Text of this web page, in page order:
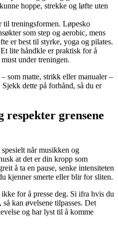
hoppe, strekke og løfte uten
til treningsformen. Løpesko
som step og aerobic, mens
er best til styrke, yoga og pilates.
Et lite håndkle er praktisk for å
under treningen.
som matte, strikk eller manualer –
dette på forhånd, så du er
grensene
når musikken og
at det er din kropp som
å ta en pause, senke intensiteten
kjenner smerte eller blir for sliten.
for å presse deg. Si ifra hvis du
kan øvelsene tilpasses. Det
og har lyst til å komme